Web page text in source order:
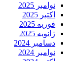
نوامبر 2025
اکتبر 2025
فوریه 2025
ژانویه 2025
دسامبر 2024
نوامبر 2024